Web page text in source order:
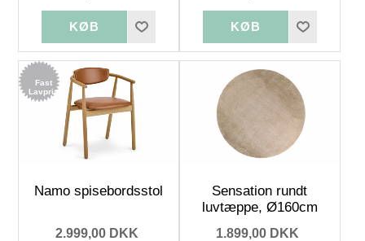
Fast
Lavpris
Namo spisebordsstol
2.999,00 DKK
Sensation rundt
luvtæppe, Ø160cm
1.899,00 DKK